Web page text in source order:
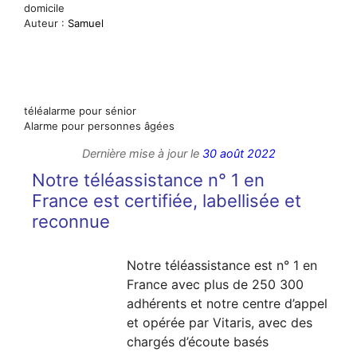
domicile
Auteur : Samuel
téléalarme pour sénior
Alarme pour personnes âgées
Dernière mise à jour le 30 août 2022
Notre téléassistance n° 1 en
France est certifiée, labellisée et
reconnue
Notre téléassistance est n° 1 en
France avec plus de 250 300
adhérents et notre centre d’appel
et opérée par Vitaris, avec des
chargés d’écoute basés